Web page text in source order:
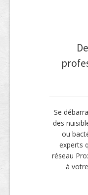
Se
des
ou
experts
réseau
à